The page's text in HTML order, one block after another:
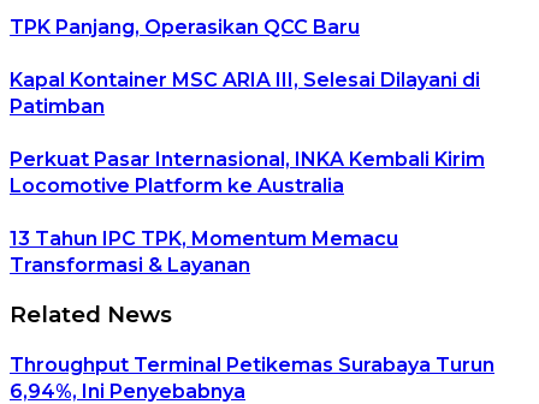
TPK Panjang, Operasikan QCC Baru
Kapal Kontainer MSC ARIA III, Selesai Dilayani di
Patimban
Perkuat Pasar Internasional, INKA Kembali Kirim
Locomotive Platform ke Australia
13 Tahun IPC TPK, Momentum Memacu
Transformasi & Layanan
Related News
Throughput Terminal Petikemas Surabaya Turun
6,94%, Ini Penyebabnya